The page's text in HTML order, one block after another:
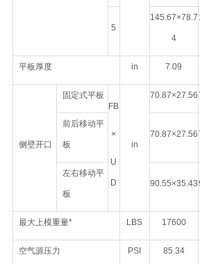
5
145.67×78.7
4
平板厚度 in 7.09
侧壁开口
固定式平板
FB
×
U
D
in
70.87×27.56
前后移动平
板
70.87×27.56
左右移动平
板
90.55×35.43
最大上模重量* LBS 17600
空气源压力 PSI 85.34